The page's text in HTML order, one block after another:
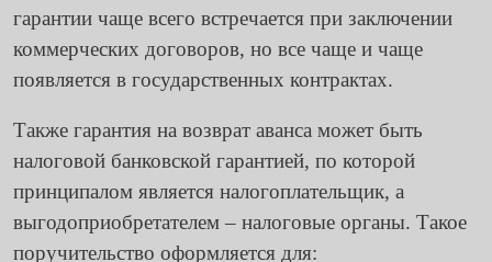
гарантии чаще всего встречается при заключении
коммерческих договоров, но все чаще и чаще
появляется в государственных контрактах.
Также гарантия на возврат аванса может быть
налоговой банковской гарантией, по которой
принципалом является налогоплательщик, а
выгодоприобретателем – налоговые органы. Такое
поручительство оформляется для: